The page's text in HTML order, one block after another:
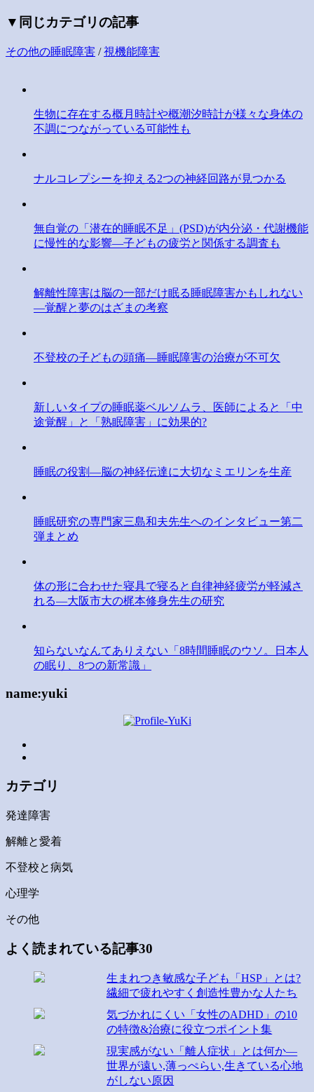
▼同じカテゴリの記事
その他の睡眠障害 /視機能障害
生物に存在する概月時計や概潮汐時計が様々な身体の
不調につながっている可能性も
ナルコレプシーを抑える2つの神経回路が見つかる
無自覚の「潜在的睡眠不足」(PSD)が内分泌・代謝機能
に慢性的な影響―子どもの疲労と関係する調査も
解離性障害は脳の一部だけ眠る睡眠障害かもしれない
―覚醒と夢のはざまの考察
不登校の子どもの頭痛―睡眠障害の治療が不可欠
新しいタイプの睡眠薬ベルソムラ、医師によると「中
途覚醒」と「熟眠障害」に効果的?
睡眠の役割―脳の神経伝達に大切なミエリンを生産
睡眠研究の専門家三島和夫先生へのインタビュー第二
弾まとめ
体の形に合わせた寝具で寝ると自律神経疲労が軽減さ
れる―大阪市大の梶本修身先生の研究
知らないなんてありえない「8時間睡眠のウソ。日本人
の眠り、8つの新常識」
name:yuki
カテゴリ
発達障害
解離と愛着
不登校と病気
心理学
その他
よく読まれている記事30
生まれつき敏感な子ども「HSP」とは?
繊細で疲れやすく創造性豊かな人たち
気づかれにくい「女性のADHD」の10
の特徴&治療に役立つポイント集
現実感がない「離人症状」とは何か―
世界が遠い,薄っぺらい,生きている心地
がしない原因